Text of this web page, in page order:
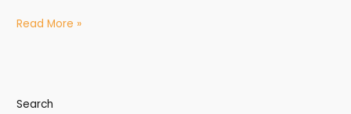
Read More »
Search